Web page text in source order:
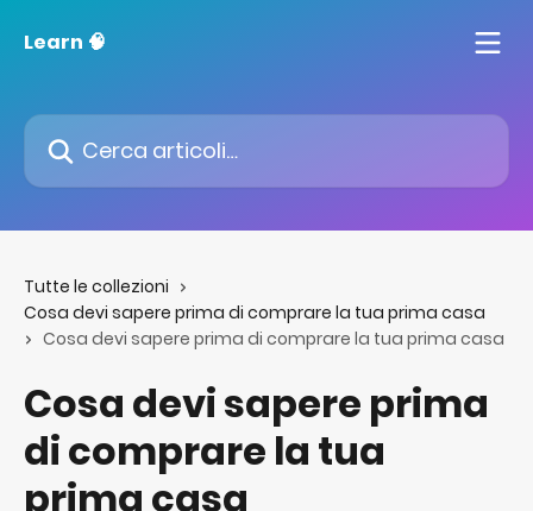
Learn 🧠
Cerca articoli…
Tutte le collezioni
Cosa devi sapere prima di comprare la tua prima casa
Cosa devi sapere prima di comprare la tua prima casa
Cosa devi sapere prima
di comprare la tua
prima casa